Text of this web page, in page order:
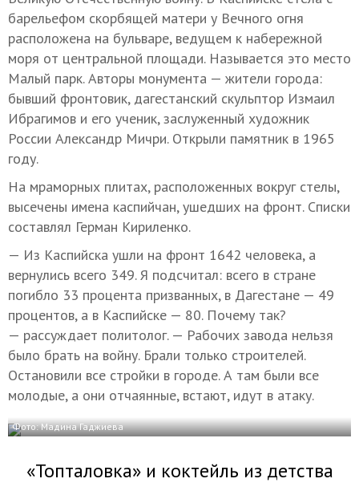
барельефом скорбящей матери у Вечного огня
расположена на бульваре, ведущем к набережной
моря от центральной площади. Называется это место
Малый парк. Авторы монумента — жители города:
бывший фронтовик, дагестанский скульптор Измаил
Ибрагимов и его ученик, заслуженный художник
России Александр Мичри. Открыли памятник в 1965
году.
На мраморных плитах, расположенных вокруг стелы,
высечены имена каспийчан, ушедших на фронт. Списки
составлял Герман Кириленко.
— Из Каспийска ушли на фронт 1642 человека, а
вернулись всего 349. Я подсчитал: всего в стране
погибло 33 процента призванных, в Дагестане — 49
процентов, а в Каспийске — 80. Почему так?
— рассуждает политолог. — Рабочих завода нельзя
было брать на войну. Брали только строителей.
Остановили все стройки в городе. А там были все
молодые, а они отчаянные, встают, идут в атаку.
Фото: Мадина Гаджиева
«Топталовка» и коктейль из детства